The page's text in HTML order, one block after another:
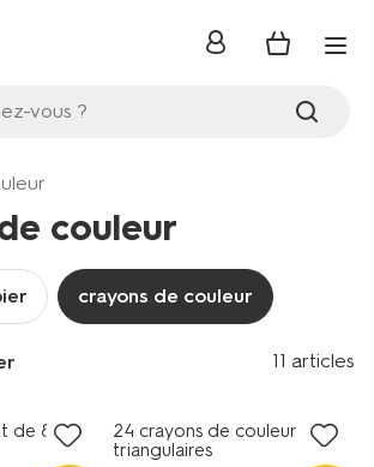
vous ?
se
couleur
crayons de couleur
11 articles
de 8
24 crayons de couleur
triangulaires